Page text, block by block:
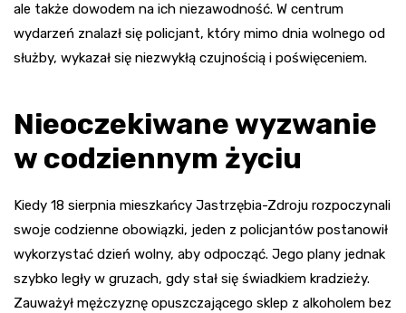
ale także dowodem na ich niezawodność. W centrum
wydarzeń znalazł się policjant, który mimo dnia wolnego od
służby, wykazał się niezwykłą czujnością i poświęceniem.
Nieoczekiwane wyzwanie
w codziennym życiu
Kiedy 18 sierpnia mieszkańcy Jastrzębia-Zdroju rozpoczynali
swoje codzienne obowiązki, jeden z policjantów postanowił
wykorzystać dzień wolny, aby odpocząć. Jego plany jednak
szybko legły w gruzach, gdy stał się świadkiem kradzieży.
Zauważył mężczyznę opuszczającego sklep z alkoholem bez